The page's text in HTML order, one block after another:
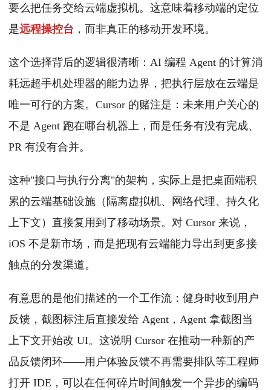
要么把任务交给云端虚拟机。这意味着移动端的定位
是远程操控台 ，而非真正的移动开发环境。
这个选择背后的逻辑很清晰：AI 编程 Agent 的计算消
耗远超手机处理器的能力边界，把执行层放在云端是
唯一可行的方案。Cursor 的赌注是：未来用户关心的
不是 Agent 跑在哪台机器上，而是任务有没有完成、
PR 有没有合并。
这种"接口与执行分离"的架构，实际上是把桌面端积
累的云端基础设施（隔离虚拟机、网络代理、持久化
上下文）直接复用到了移动场景。对 Cursor 来说，
iOS 不是新市场，而是把现有云端能力导出到更多接
触点的分发渠道。
有意思的是他们描述的一个工作流：健身时收到用户
反馈，截图标注后直接发给 Agent，Agent 拿截图当
上下文开始改 UI。这说明 Cursor 在推动一种新的产
品反馈闭环——用户体验反馈不再需要排队等工程师
打开 IDE，可以在任何碎片时间触发一个异步的编码